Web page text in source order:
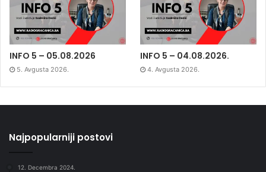
INFO 5 – 05.08.2026
5. Avgusta 2026.
INFO 5 – 04.08.2026.
4. Avgusta 2026.
Najpopularniji postovi
12. Decembra 2024.